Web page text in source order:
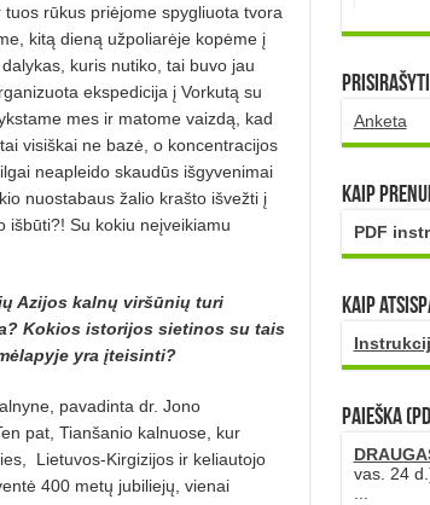
rūkus priėjome spygliuota tvora
kitą dieną užpoliarėje kopėme į
kuris nutiko, tai buvo jau
ekspedicija į Vorkutą su
mes ir matome vaizdą, kad
visiškai ne bazė, o koncentracijos
neapleido skaudūs išgyvenimai
nuostabaus žalio krašto išvežti į
išbūti?! Su kokiu neįveikiamu
Azijos kalnų viršūnių turi
Kokios istorijos sietinos su tais
yra įteisinti?
pavadinta dr. Jono
pat, Tianšanio kalnuose, kur
Lietuvos-Kirgizijos ir keliautojo
400 metų jubiliejų, vienai
Prisirašyti
Anketa
Kaip
PDF
Kaip
PAIEŠKA
vas. 24
...